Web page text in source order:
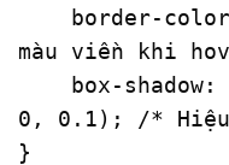
border-color
màu viền khi
box-shadow :
0 , 0.1 ); /*